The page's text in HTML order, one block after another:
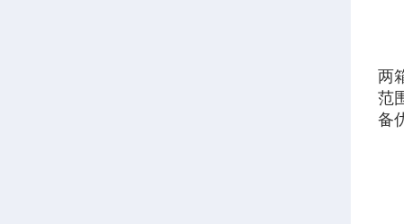
两
范
备